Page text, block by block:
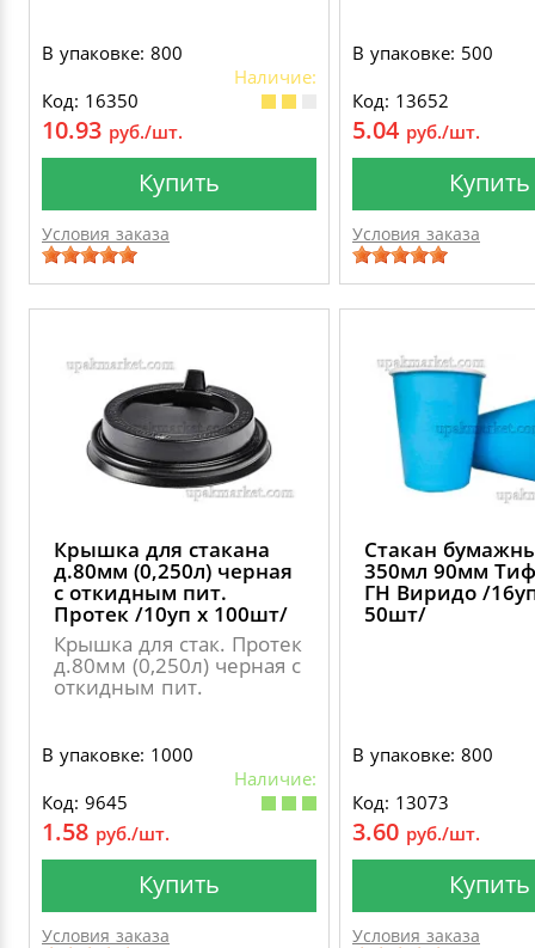
В упаковке: 800
Наличие:
Код: 16350
10.93 руб./шт.
Купить
Условия заказа
В упаковке: 500
Код: 13652
5.04 руб./шт.
Купить
Условия заказа
Крышка для стакана
д.80мм (0,250л) черная
с откидным пит.
Протек /10уп х 100шт/
Крышка для стак. Протек
д.80мм (0,250л) черная с
откидным пит.
В упаковке: 1000
Наличие:
Код: 9645
1.58 руб./шт.
Купить
Условия заказа
Стакан
350мл 90мм
ГН Виридо /
50шт/
В упаковке: 800
Код: 13073
3.60 руб./шт.
Купить
Условия заказа